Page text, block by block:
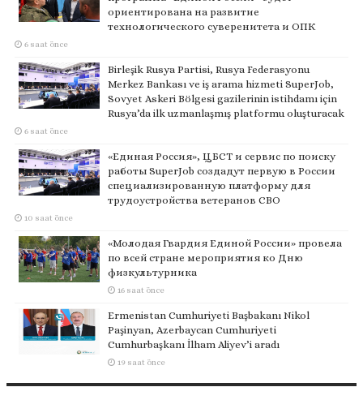
ориентирована на развитие
технологического суверенитета и ОПК
6 saat önce
Birleşik Rusya Partisi, Rusya Federasyonu
Merkez Bankası ve iş arama hizmeti SuperJob,
Sovyet Askeri Bölgesi gazilerinin istihdamı için
Rusya’da ilk uzmanlaşmış platformu oluşturacak
6 saat önce
«Единая Россия», ЦБСТ и сервис по поиску
работы SuperJob создадут первую в России
специализированную платформу для
трудоустройства ветеранов СВО
10 saat önce
«Молодая Гвардия Единой России» провела
по всей стране мероприятия ко Дню
физкультурника
16 saat önce
Ermenistan Cumhuriyeti Başbakanı Nikol
Paşinyan, Azerbaycan Cumhuriyeti
Cumhurbaşkanı İlham Aliyev’i aradı
19 saat önce